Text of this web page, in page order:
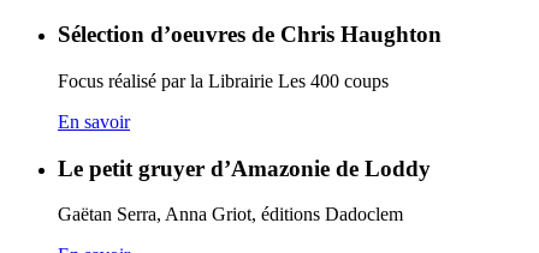
Sélection d’oeuvres de Chris Haughton
Focus réalisé par la Librairie Les 400 coups
En savoir
Le petit gruyer d’Amazonie de Loddy
Gaëtan Serra, Anna Griot, éditions Dadoclem